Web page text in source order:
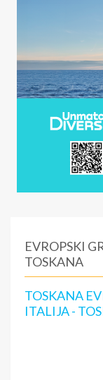
EVROPSKI
TOSKANA
TOSKANA
ITALIJA -